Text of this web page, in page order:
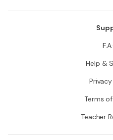
Help &
Terms
Teacher